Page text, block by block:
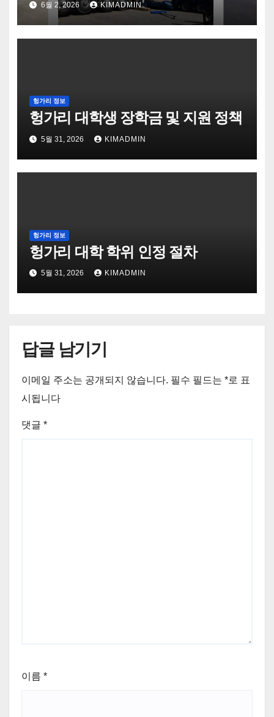
6월 2, 2026 KIMADMIN
헝가리 정보
헝가리 대학생 장학금 및 지원 정책
5월 31, 2026 KIMADMIN
헝가리 정보
헝가리 대학 학위 인정 절차
5월 31, 2026 KIMADMIN
답글 남기기
이메일 주소는 공개되지 않습니다. 필수 필드는 *로 표
시됩니다
댓글 *
이름 *